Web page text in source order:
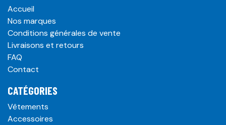
Accueil
Nos marques
Conditions générales de vente
Livraisons et retours
FAQ
Contact
CATÉGORIES
Vêtements
Accessoires